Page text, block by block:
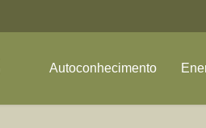
Autoconhecimento